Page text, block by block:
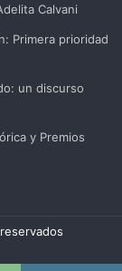
Calvani
Primera prioridad
un discurso
y Premios